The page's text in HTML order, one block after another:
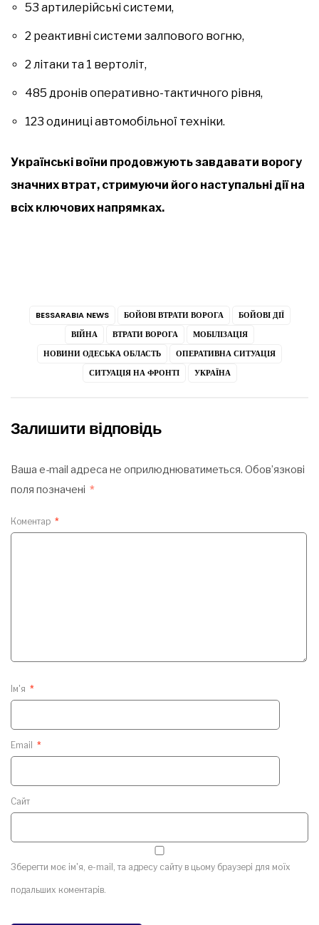
53 артилерійські системи,
2 реактивні системи залпового вогню,
2 літаки та 1 вертоліт,
485 дронів оперативно-тактичного рівня,
123 одиниці автомобільної техніки.
Українські воїни продовжують завдавати ворогу
значних втрат, стримуючи його наступальні дії на
всіх ключових напрямках.
BESSARABIA NEWS БОЙОВІ ВТРАТИ ВОРОГА
БОЙОВІ ДІЇ
ВІЙНА
ВТРАТИ ВОРОГА
МОБІЛІЗАЦІЯ
НОВИНИ ОДЕСЬКА ОБЛАСТЬ
ОПЕРАТИВНА СИТУАЦІЯ
СИТУАЦІЯ НА ФРОНТІ
УКРАЇНА
Залишити відповідь
Ваша e-mail адреса не оприлюднюватиметься. Обов’язкові
поля позначені *
Коментар *
Ім'я *
Email *
Сайт
Зберегти моє ім'я, e-mail, та адресу сайту в цьому браузері для моїх
подальших коментарів.